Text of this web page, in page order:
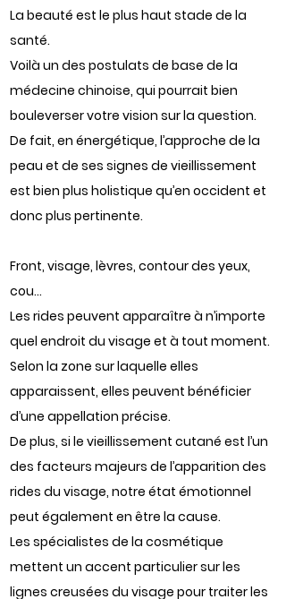
La beauté est le plus haut stade de la
santé.
Voilà un des postulats de base de la
médecine chinoise, qui pourrait bien
bouleverser votre vision sur la question.
De fait, en énergétique, l’approche de la
peau et de ses signes de vieillissement
est bien plus holistique qu’en occident et
donc plus pertinente.
Front, visage, lèvres, contour des yeux,
cou…
Les rides peuvent apparaître à n’importe
quel endroit du visage et à tout moment.
Selon la zone sur laquelle elles
apparaissent, elles peuvent bénéficier
d’une appellation précise.
De plus, si le vieillissement cutané est l’un
des facteurs majeurs de l’apparition des
rides du visage, notre état émotionnel
peut également en être la cause.
Les spécialistes de la cosmétique
mettent un accent particulier sur les
lignes creusées du visage pour traiter les